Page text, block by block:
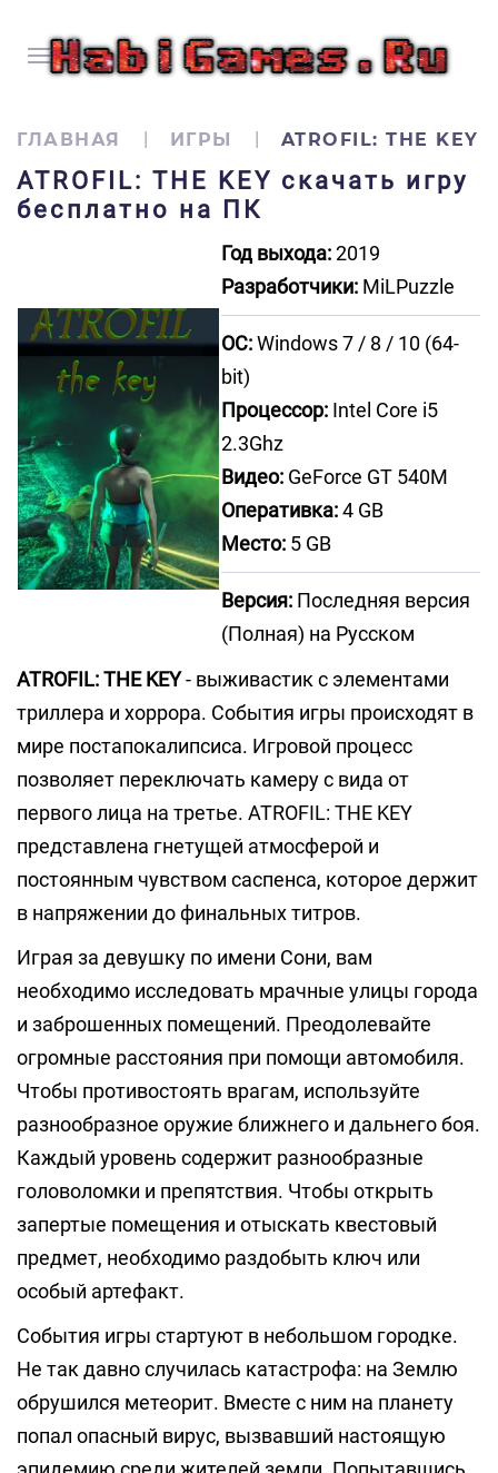
ГЛАВНАЯ ИГРЫ ATROFIL: THE KEY
ATROFIL: THE KEY скачать игру
бесплатно на ПК
Год выхода:2019
Разработчики: MiLPuzzle
ОС:Windows 7 / 8 / 10 (64-
bit)
Процессор: Intel Core i5
2.3Ghz
Видео: GeForce GT 540M
Оперативка:4 GB
Место: 5 GB
Версия: Последняя версия
(Полная) на Русском
ATROFIL: THE KEY- выживастик с элементами
триллера и хоррора. События игры происходят в
мире постапокалипсиса. Игровой процесс
позволяет переключать камеру с вида от
первого лица на третье. ATROFIL: THE KEY
представлена гнетущей атмосферой и
постоянным чувством саспенса, которое держит
в напряжении до финальных титров.
Играя за девушку по имени Сони, вам
необходимо исследовать мрачные улицы города
и заброшенных помещений. Преодолевайте
огромные расстояния при помощи автомобиля.
Чтобы противостоять врагам, используйте
разнообразное оружие ближнего и дальнего боя.
Каждый уровень содержит разнообразные
головоломки и препятствия. Чтобы открыть
запертые помещения и отыскать квестовый
предмет, необходимо раздобыть ключ или
особый артефакт.
События игры стартуют в небольшом городке.
Не так давно случилась катастрофа: на Землю
обрушился метеорит. Вместе с ним на планету
попал опасный вирус, вызвавший настоящую